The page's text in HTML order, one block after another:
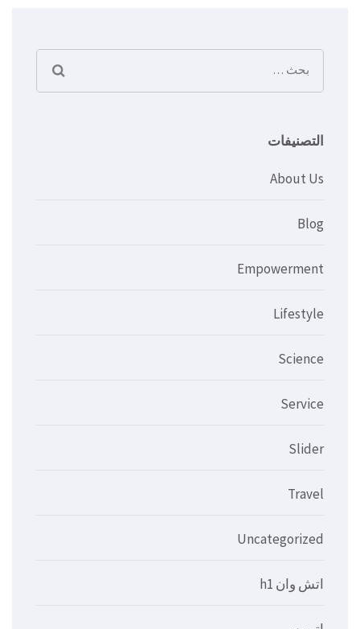
البحث
عن:
التصنيفات
About Us
Blog
Empowerment
Lifestyle
Science
Service
Slider
Travel
Uncategorized
اتش وان h1